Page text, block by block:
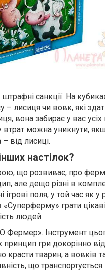
санкції. На
– лисиця чи вовк, які
вона забирає у вас
можна уникнути,
від лисиці.
настілок?
що розвиває, про ферму
але дещо різні в
ігрові поля, у той час як
грати
людей.
Інструмент
гри докорінно
красти тварин, а вовків
що транспортується.